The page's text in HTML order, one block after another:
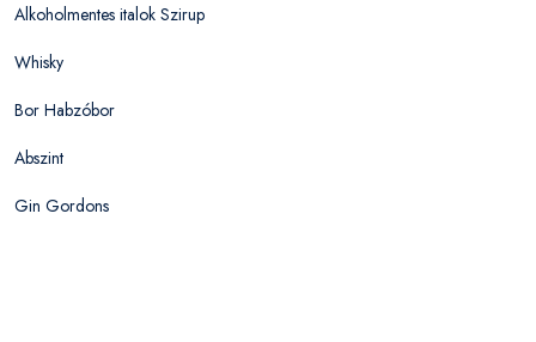
Alkoholmentes italok Szirup
Whisky
Bor Habzóbor
Abszint
Gin Gordons